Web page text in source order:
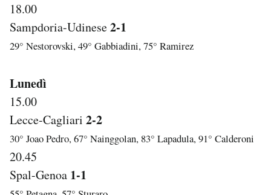
18.00
Sampdoria-Udinese2-1
29° Nestorovski, 49° Gabbiadini, 75° Ramirez
Lunedì
15.00
Lecce-Cagliari 2-2
30° Joao Pedro, 67° Nainggolan, 83° Lapadula, 91° Calderoni
20.45
Spal-Genoa 1-1